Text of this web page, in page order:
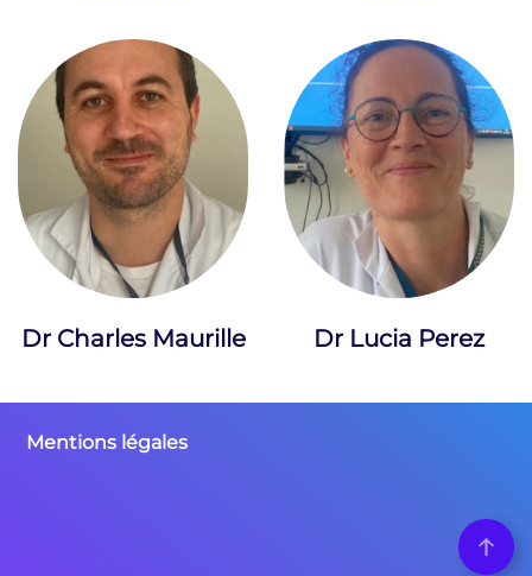
Dr Charles Maurille Dr Lucia Perez
Mentions légales